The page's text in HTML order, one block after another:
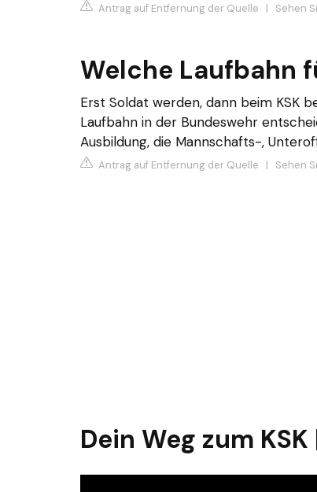
Antrag auf Entfernung der Quelle | Sehen
Welche Laufbahn
Erst Soldat werden, dann beim KSK
Laufbahn in der Bundeswehr
Ausbildung, die Mannschafts-,
Antrag auf Entfernung der Quelle | Sehen
Dein Weg zum KSK